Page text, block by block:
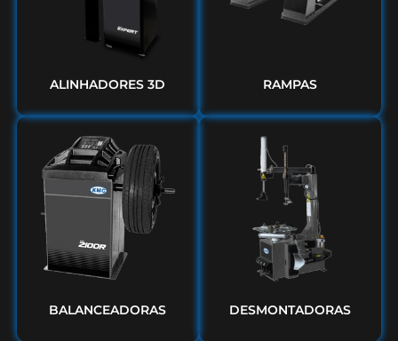
ALINHADORES 3D RAMPAS
BALANCEADORAS DESMONTADORAS